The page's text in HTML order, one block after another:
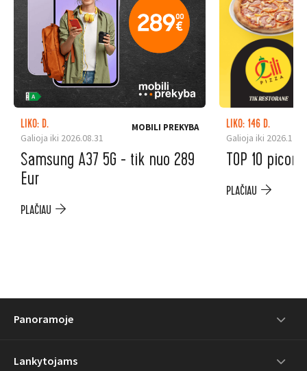
LIKO: D.
Galioja iki 2026.08.31
MOBILI PREKYBA
Samsung A37 5G - tik nuo 289
Eur
PLAČIAU
LIKO: 146 D.
Galioja iki
TOP 10
PLAČIAU
Panoramoje
Lankytojams